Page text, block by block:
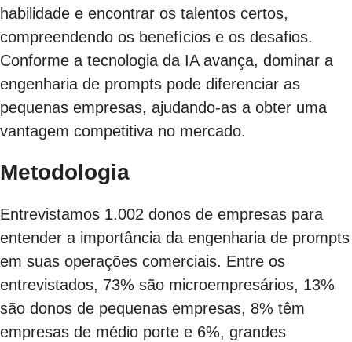
habilidade e encontrar os talentos certos,
compreendendo os benefícios e os desafios.
Conforme a tecnologia da IA avança, dominar a
engenharia de prompts pode diferenciar as
pequenas empresas, ajudando-as a obter uma
vantagem competitiva no mercado.
Metodologia
Entrevistamos 1.002 donos de empresas para
entender a importância da engenharia de prompts
em suas operações comerciais. Entre os
entrevistados, 73% são microempresários, 13%
são donos de pequenas empresas, 8% têm
empresas de médio porte e 6%, grandes